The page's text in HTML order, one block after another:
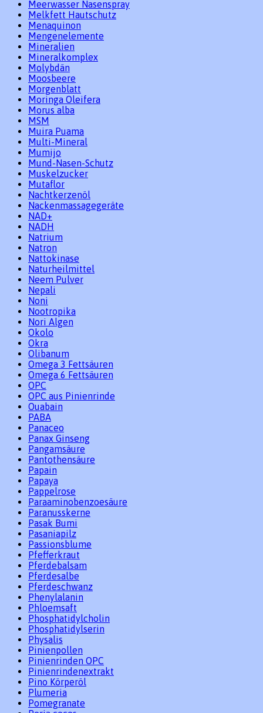
Meerwasser Nasenspray
Melkfett Hautschutz
Menaquinon
Mengenelemente
Mineralien
Mineralkomplex
Molybdän
Moosbeere
Morgenblatt
Moringa Oleifera
Morus alba
MSM
Muira Puama
Multi-Mineral
Mumijo
Mund-Nasen-Schutz
Muskelzucker
Mutaflor
Nachtkerzenöl
Nackenmassagegeräte
NAD+
NADH
Natrium
Natron
Nattokinase
Naturheilmittel
Neem Pulver
Nepali
Noni
Nootropika
Nori Algen
Okolo
Okra
Olibanum
Omega 3 Fettsäuren
Omega 6 Fettsäuren
OPC
OPC aus Pinienrinde
Ouabain
PABA
Panaceo
Panax Ginseng
Pangamsäure
Pantothensäure
Papain
Papaya
Pappelrose
Paraaminobenzoesäure
Paranusskerne
Pasak Bumi
Pasaniapilz
Passionsblume
Pfefferkraut
Pferdebalsam
Pferdesalbe
Pferdeschwanz
Phenylalanin
Phloemsaft
Phosphatidylcholin
Phosphatidylserin
Physalis
Pinienpollen
Pinienrinden OPC
Pinienrindenextrakt
Pino Körperöl
Plumeria
Pomegranate